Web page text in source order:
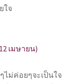
ใจ
เมษายน)
ม่ค่อยๆจะเป็นใจ